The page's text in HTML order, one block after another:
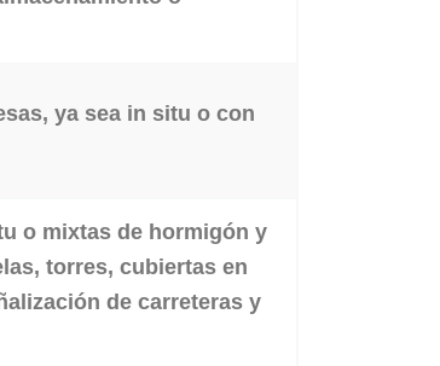
ya sea in situ o con
o mixtas de hormigón y
torres, cubiertas en
de carreteras y